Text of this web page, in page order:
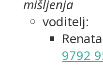
mišljenja
voditelj:
9792